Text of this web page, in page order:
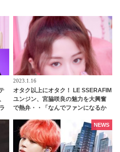
2023.1.16
オタク以上にオタク！ LE SSERAFIM
ユンジン、宮脇咲良の魅力を大興奮
で熱弁・・「なんでファンになるか
かわいすぎる
NEWS